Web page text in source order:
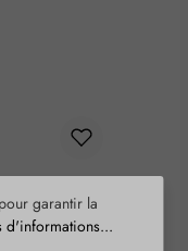
7 GPH
garantir la
d'informations...